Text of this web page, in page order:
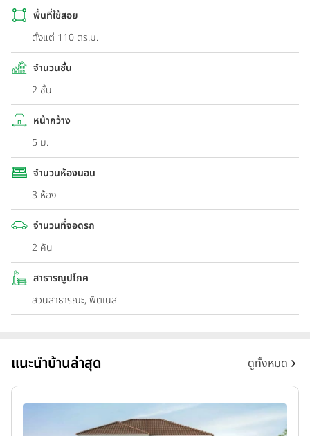
พื้นที่ใช้สอย
ตั้งแต่ 110 ตร.ม.
จำนวนชั้น
2 ชั้น
หน้ากว้าง
5 ม.
จำนวนห้องนอน
3 ห้อง
จำนวนที่จอดรถ
2 คัน
สาธารณูปโภค
สวนสาธารณะ, ฟิตเนส
แนะนำบ้านล่าสุด ดูทั้งหมด